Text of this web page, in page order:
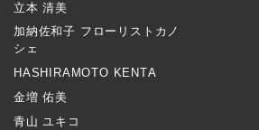
立本 清美
加納佐和子 フローリストカノ
シェ
HASHIRAMOTO KENTA
金増 佑美
青山 ユキコ